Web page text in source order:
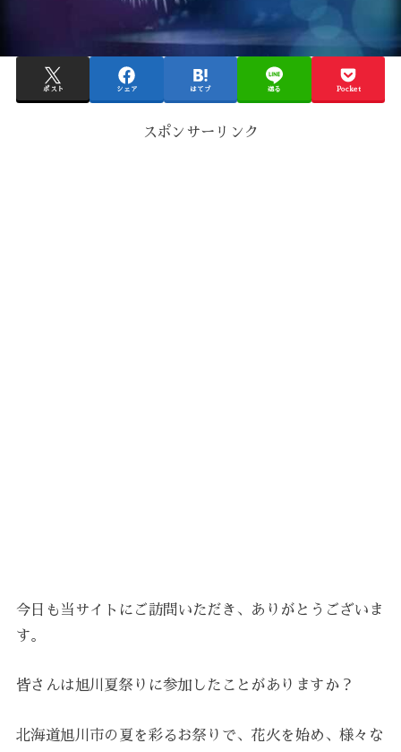
ポスト シェア はてブ 送る Pocket
スポンサーリンク
今日も当サイトにご訪問いただき、ありがとうございま
す。
皆さんは旭川夏祭りに参加したことがありますか？
北海道旭川市の夏を彩るお祭りで、花火を始め、様々な